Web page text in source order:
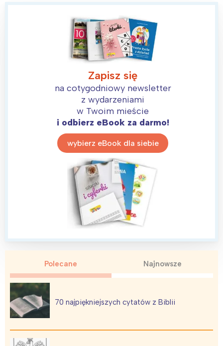
Zapisz się
na cotygodniowy newsletter
z wydarzeniami
w Twoim mieście
i odbierz eBook za darmo!
wybierz eBook dla siebie
Polecane Najnowsze
70 najpiękniejszych cytatów z Biblii